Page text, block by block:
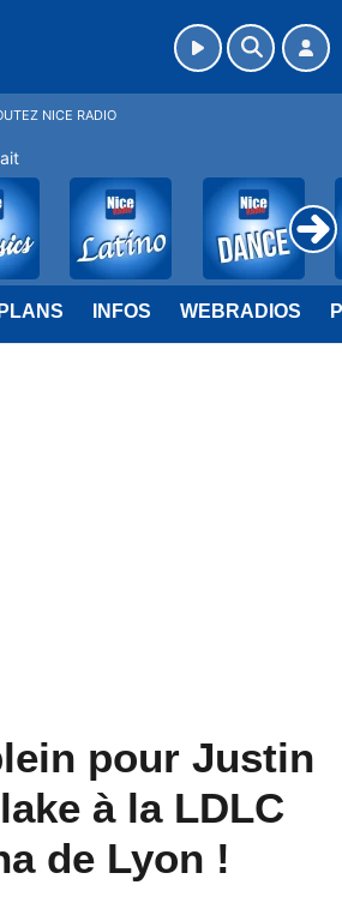
INFOS WEBRADIOS
pour Justin
à la LDLC
de Lyon !
NICE RADIO